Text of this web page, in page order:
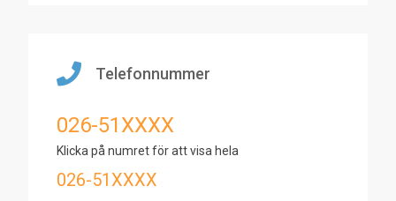
Telefonnummer
026-51XXXX
Klicka på numret för att visa hela
026-51XXXX